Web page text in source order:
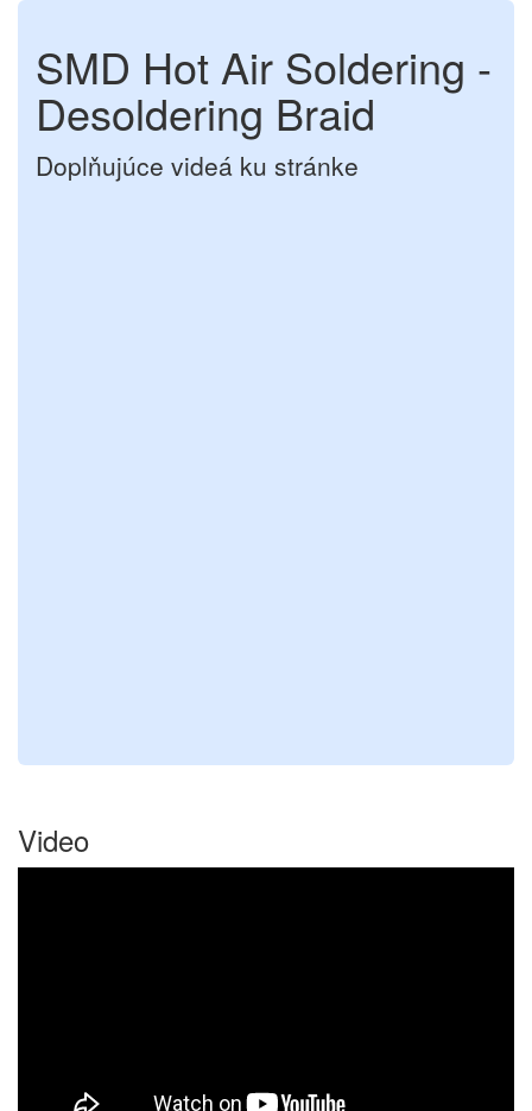
SMD Hot Air Soldering -
Desoldering Braid
Doplňujúce videá ku stránke
Video